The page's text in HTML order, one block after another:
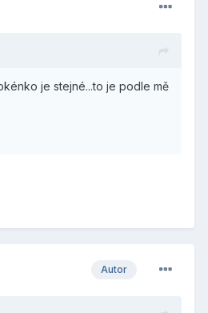
je stejné...to je podle mě
Autor